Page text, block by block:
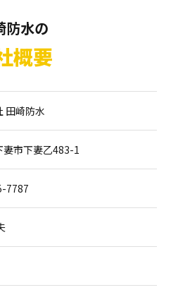
防水の
概要
田崎防水
妻市下妻乙483-1
7787